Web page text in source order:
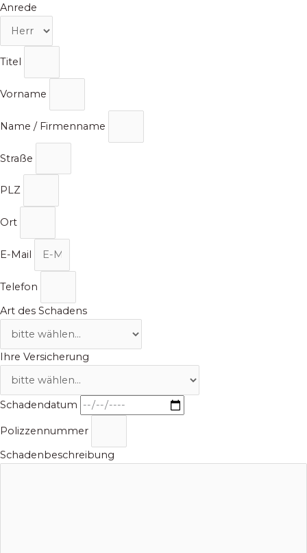
Zum
springen
Anrede
Titel
Vorname
Name / Firmenname
Straße
PLZ
Ort
E-Mail
Telefon
Art des Schadens
Ihre Versicherung
Schadendatum
Polizzennummer
Schadenbeschreibung